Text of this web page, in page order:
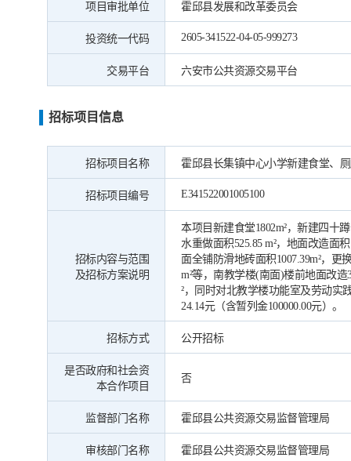
项目审批单位 霍邱县发展和改革委员会
投资统一代码 2605-341522-04-05-999273
交易平台 六安市公共资源交易平台
招标项目信息
招标项目名称 霍邱县长集镇中心小学新建食堂、
招标项目编号 E341522001005100
招标内容与范围
及招标方案说明
本项目新建食堂1802m²，新建四十
水重做面积525.85 m²，地面改造面
面全铺防滑地砖面积1007.39m²，更
m²等，南教学楼(南面)楼前地面改造
²，同时对北教学楼功能室及劳动实
24.14元（含暂列金100000.00元）。
招标方式 公开招标
是否政府和社会资
本合作项目
否
监督部门名称 霍邱县公共资源交易监督管理局
审核部门名称 霍邱县公共资源交易监督管理局